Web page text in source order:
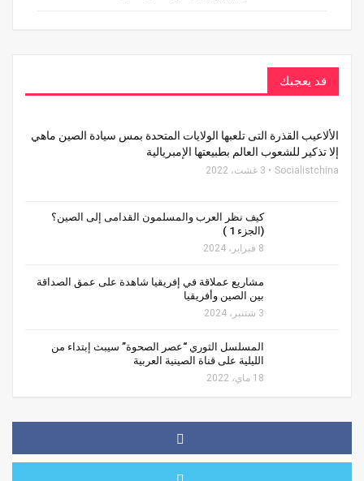
قد يعجبك
الألاعيب القذرة التى تلعبها الولايات المتحدة بمس سيادة الصين ماهي
إلا تذكير للشعوب العالم بطبيعتها الإمبريالية
Socialistchina 3 غشت، 2022
كيف نظر العرب والمسلمون القدامى إلى الصين؟
(الجزء 1 )
8 فبراير، 2024
مشاريع عملاقة في إفريقيا شاهدة على عمق الصداقة
بين الصين وأفريقيا
3 شتنبر، 2024
المسلسل الثوري “عصر الصحوة” سيبث إبتداء من
الليلية على قناة الصينية العربية
18 ماي، 2022